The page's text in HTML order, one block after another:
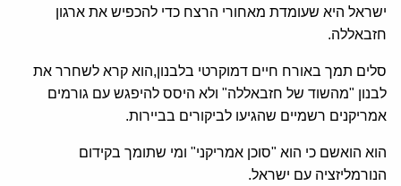
ישראל היא שעומדת מאחורי הרצח כדי להכפיש את ארגון
חזבאללה.
סלים תמך באורח חיים דמוקרטי בלבנון,הוא קרא לשחרר את
לבנון "מהשוד של חזבאללה" ולא היסס להיפגש עם גורמים
אמריקנים רשמיים שהגיעו לביקורים בביירות.
הוא הואשם כי הוא "סוכן אמריקני" ומי שתומך בקידום
הנורמליזציה עם ישראל.